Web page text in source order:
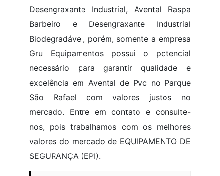
Desengraxante Industrial, Avental Raspa
Barbeiro e Desengraxante Industrial
Biodegradável, porém, somente a empresa
Gru Equipamentos possui o potencial
necessário para garantir qualidade e
excelência em Avental de Pvc no Parque
São Rafael com valores justos no
mercado. Entre em contato e consulte-
nos, pois trabalhamos com os melhores
valores do mercado de EQUIPAMENTO DE
SEGURANÇA (EPI).